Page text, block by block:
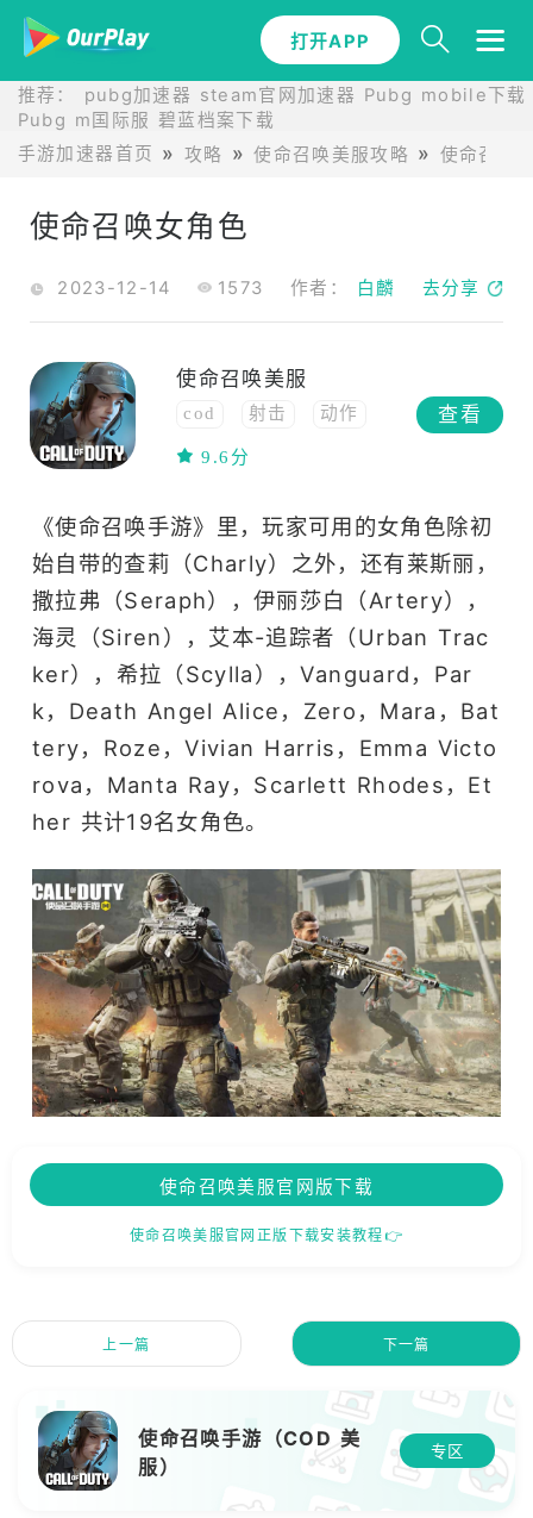
打开APP
推荐： pubg加速器 steam官网加速器 Pubg mobile下载
Pubg m国际服 碧蓝档案下载
手游加速器首页
攻略 使命召唤美服攻略 使命召唤
使命召唤女角色
2023-12-14 1573 作者： 白麟 去分享
使命召唤美服
cod 射击
动作
高画质
9.6分
查看
《使命召唤手游》里，玩家可用的女角色除初
始自带的查莉（Charly）之外，还有莱斯丽，
撒拉弗（Seraph），伊丽莎白（Artery），
海灵（Siren），艾本-追踪者（Urban Trac
ker），希拉（Scylla），Vanguard，Par
k，Death Angel Alice，Zero，Mara，Bat
tery，Roze，Vivian Harris，Emma Victo
rova，Manta Ray，Scarlett Rhodes，Et
her 共计19名女角色。
使命召唤美服官网版下载
使命召唤美服官网正版下载安装教程👉
上一篇 下一篇
使命召唤手游（COD 美
服）
专区